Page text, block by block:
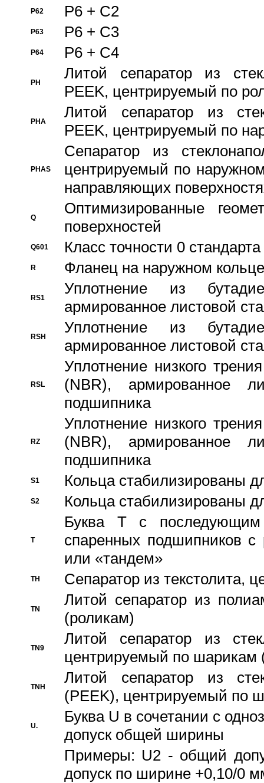
P62 P6 + C2
P63 P6 + C3
P64 P6 + C4
PH
Литой сепаратор из
PEEK, центрируемый по
PHA
Литой сепаратор из
PEEK, центрируемый по
PHAS
Сепаратор из
центрируемый по
направляющих
Q
Оптимизированные
поверхностей
Q601 Класс точности 0
R Фланец на наружном кольце
RS1
Уплотнение из
армированное листовой
RSH
Уплотнение из
армированное листовой
RSL
Уплотнение низкого
(NBR), армированное
подшипника
RZ
Уплотнение низкого
(NBR), армированное
подшипника
S1 Кольца стабилизированы
S2 Кольца стабилизированы
T
Буква T с
спаренных подшипников
или «тандем»
TH Сепаратор из текстолита,
TN
Литой сепаратор из
(роликам)
TN9
Литой сепаратор из
центрируемый по шарикам
TNH
Литой сепаратор из
(PEEK), центрируемый по
U.
Буква U в сочетании с
допуск общей ширины
Примеры: U2 - общий
допуск по ширине +0,10/0